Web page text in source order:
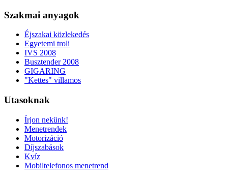
Szakmai anyagok
Éjszakai közlekedés
Egyetemi troli
IVS 2008
Busztender 2008
GIGARING
"Kettes" villamos
Utasoknak
Írjon nekünk!
Menetrendek
Motorizáció
Díjszabások
Kvíz
Mobiltelefonos menetrend